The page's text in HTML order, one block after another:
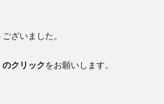
ざいました。
のクリックをお願いします。